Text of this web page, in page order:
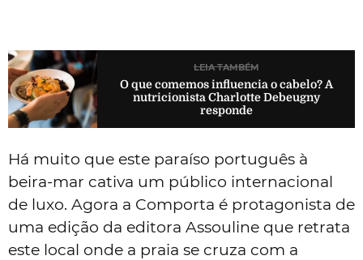
LEIA TAMBÉM
O que comemos influencia o cabelo? A
nutricionista Charlotte Debeugny
responde
Há muito que este paraíso português à
beira-mar cativa um público internacional
de luxo. Agora a Comporta é protagonista de
uma edição da editora Assouline que retrata
este local onde a praia se cruza com a